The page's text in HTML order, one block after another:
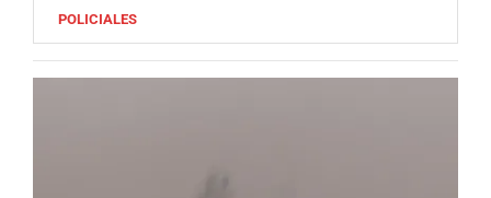
POLICIALES